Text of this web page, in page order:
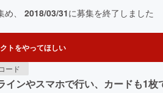
め、 2018/03/31に募集を終了しました
トをやってほしい
ード
ンやスマホで行い、カードも1